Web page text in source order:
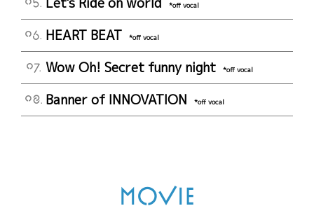
05. *off vocal
06. HEART BEAT *off vocal
07. Wow Oh! Secret funny night *off vocal
08. Banner of INNOVATION *off vocal
MOVIE